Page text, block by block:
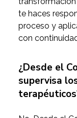
te haces
proceso y
con
¿Desde el
supervisa